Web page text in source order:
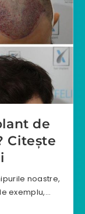
de
Citește
noastre,
exemplu,…